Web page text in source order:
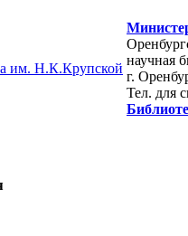
научная
г.
Тел. для